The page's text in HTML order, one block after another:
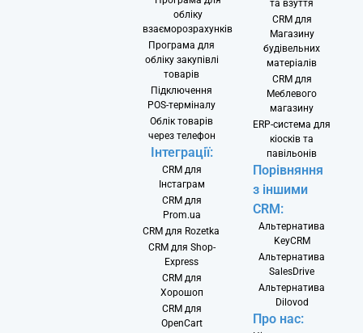
обліку
взаєморозрахунків
Програма для
обліку закупівлі
товарів
Підключення
POS-терміналу
Облік товарів
через телефон
Інтеграції:
CRM для
Інстаграм
CRM для
Prom.ua
CRM для Rozetka
CRM для Shop-
Express
CRM для
Хорошоп
CRM для
OpenCart
та взуття
CRM для
Магазину
будівельних
матеріалів
CRM для
Меблевого
магазину
ERP-система для
кіосків та
павільонів
Порівняння
з іншими
CRM:
Альтернатива
KeyCRM
Альтернатива
SalesDrive
Альтернатива
Dilovod
Про нас: